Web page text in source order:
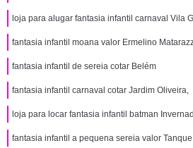
loja para alugar fantasia infantil carnaval Vila
fantasia infantil moana valor Ermelino
fantasia infantil de sereia cotar Belém
fantasia infantil carnaval cotar Jardim Oliveira,
loja para locar fantasia infantil batman
fantasia infantil a pequena sereia valor